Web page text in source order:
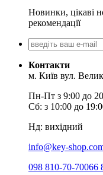
Новинки, цікаві
рекомендації
Контакти
м. Київ вул.
Пн-Пт з 9:00 до
Сб: з 10:00 до
Нд: вихідний
info@key-
098 810-70-70066